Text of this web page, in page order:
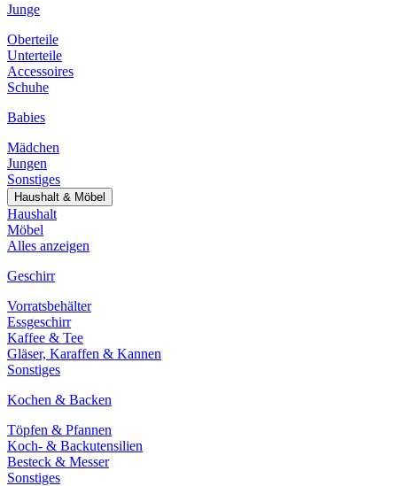
Junge
Oberteile
Unterteile
Accessoires
Schuhe
Babies
Mädchen
Jungen
Sonstiges
Haushalt & Möbel
Haushalt
Möbel
Alles anzeigen
Geschirr
Vorratsbehälter
Essgeschirr
Kaffee & Tee
Gläser, Karaffen & Kannen
Sonstiges
Kochen & Backen
Töpfen & Pfannen
Koch- & Backutensilien
Besteck & Messer
Sonstiges